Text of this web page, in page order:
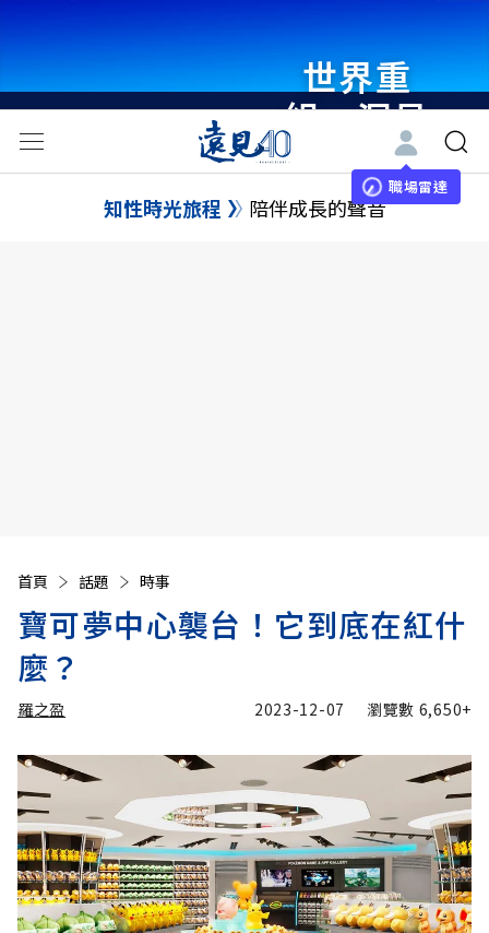
世界重
組・洞見
未來 與
世界領袖
職場雷達
知性時光旅程 陪伴成長的聲音
首頁 話題 時事
寶可夢中心襲台！它到底在紅什
麼？
羅之盈 2023-12-07 瀏覽數 6,650+